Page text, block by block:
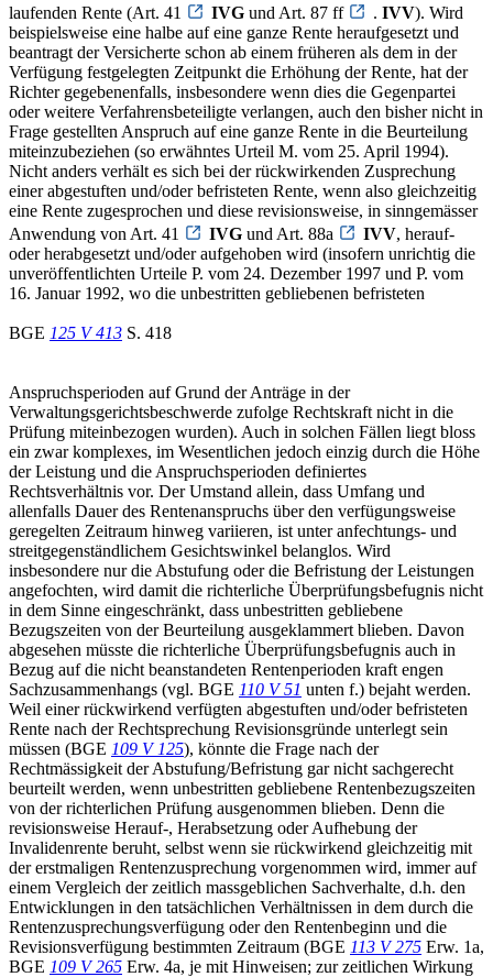
laufenden Rente (Art. 41
IVG und Art. 87 ff . IVV). Wird
beispielsweise eine halbe auf eine ganze Rente heraufgesetzt und
beantragt der Versicherte schon ab einem früheren als dem in der
Verfügung festgelegten Zeitpunkt die Erhöhung der Rente, hat der
Richter gegebenenfalls, insbesondere wenn dies die Gegenpartei
oder weitere Verfahrensbeteiligte verlangen, auch den bisher nicht in
Frage gestellten Anspruch auf eine ganze Rente in die Beurteilung
miteinzubeziehen (so erwähntes Urteil M. vom 25. April 1994).
Nicht anders verhält es sich bei der rückwirkenden Zusprechung
einer abgestuften und/oder befristeten Rente, wenn also gleichzeitig
eine Rente zugesprochen und diese revisionsweise, in sinngemässer
Anwendung von Art. 41
IVG und Art. 88a IVV, herauf-
oder herabgesetzt und/oder aufgehoben wird (insofern unrichtig die
unveröffentlichten Urteile P. vom 24. Dezember 1997 und P. vom
16. Januar 1992, wo die unbestritten gebliebenen befristeten
BGE 125 V 413 S. 418
Anspruchsperioden auf Grund der Anträge in der
Verwaltungsgerichtsbeschwerde zufolge Rechtskraft nicht in die
Prüfung miteinbezogen wurden). Auch in solchen Fällen liegt bloss
ein zwar komplexes, im Wesentlichen jedoch einzig durch die Höhe
der Leistung und die Anspruchsperioden definiertes
Rechtsverhältnis vor. Der Umstand allein, dass Umfang und
allenfalls Dauer des Rentenanspruchs über den verfügungsweise
geregelten Zeitraum hinweg variieren, ist unter anfechtungs- und
streitgegenständlichem Gesichtswinkel belanglos. Wird
insbesondere nur die Abstufung oder die Befristung der Leistungen
angefochten, wird damit die richterliche Überprüfungsbefugnis nicht
in dem Sinne eingeschränkt, dass unbestritten gebliebene
Bezugszeiten von der Beurteilung ausgeklammert blieben. Davon
abgesehen müsste die richterliche Überprüfungsbefugnis auch in
Bezug auf die nicht beanstandeten Rentenperioden kraft engen
Sachzusammenhangs (vgl. BGE 110 V 51 unten f.) bejaht werden.
Weil einer rückwirkend verfügten abgestuften und/oder befristeten
Rente nach der Rechtsprechung Revisionsgründe unterlegt sein
müssen (BGE 109 V 125), könnte die Frage nach der
Rechtmässigkeit der Abstufung/Befristung gar nicht sachgerecht
beurteilt werden, wenn unbestritten gebliebene Rentenbezugszeiten
von der richterlichen Prüfung ausgenommen blieben. Denn die
revisionsweise Herauf-, Herabsetzung oder Aufhebung der
Invalidenrente beruht, selbst wenn sie rückwirkend gleichzeitig mit
der erstmaligen Rentenzusprechung vorgenommen wird, immer auf
einem Vergleich der zeitlich massgeblichen Sachverhalte, d.h. den
Entwicklungen in den tatsächlichen Verhältnissen in dem durch die
Rentenzusprechungsverfügung oder den Rentenbeginn und die
Revisionsverfügung bestimmten Zeitraum (BGE 113 V 275 Erw. 1a,
BGE 109 V 265 Erw. 4a, je mit Hinweisen; zur zeitlichen Wirkung